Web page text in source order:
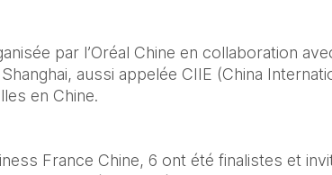
par l’Oréal Chine en collaboration
aussi appelée CIIE (China
en Chine.
France Chine, 6 ont été finalistes et